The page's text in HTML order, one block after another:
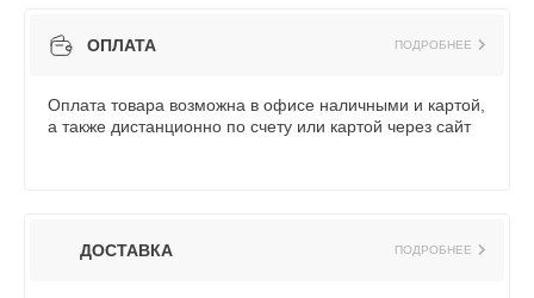
ОПЛАТА ПОДРОБНЕЕ
Оплата товара возможна в офисе наличными и картой,
а также дистанционно по счету или картой через сайт
ДОСТАВКА ПОДРОБНЕЕ